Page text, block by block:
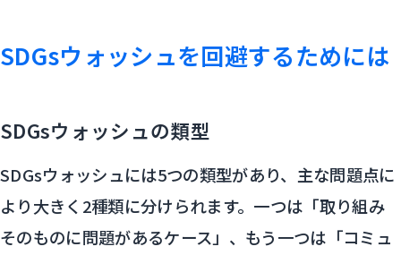
SDGsウォッシュを回避するためには
SDGsウォッシュの類型
SDGsウォッシュには5つの類型があり、主な問題点に
より大きく2種類に分けられます。一つは「取り組み
そのものに問題があるケース」、もう一つは「コミュ